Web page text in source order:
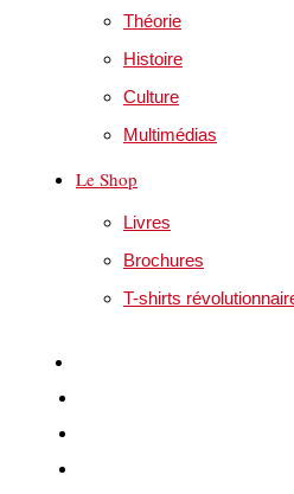
Théorie
Histoire
Culture
Multimédias
Le Shop
Livres
Brochures
T-shirts